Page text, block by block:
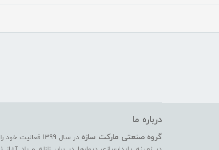
درباره ما
گروه صنعتی مارکت سازه
در سال 1399